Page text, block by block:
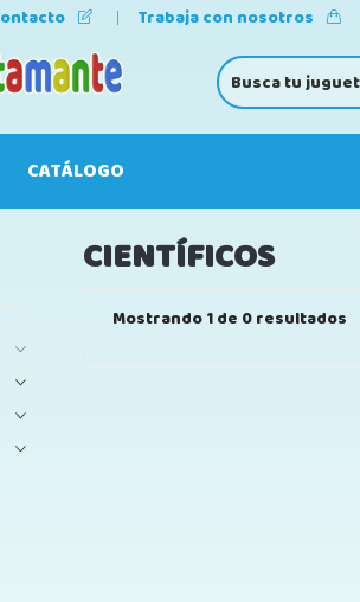
Trabaja con nosotros
CATÁLOGO
CIENTÍFICOS
Mostrando 1 de 0 resultados